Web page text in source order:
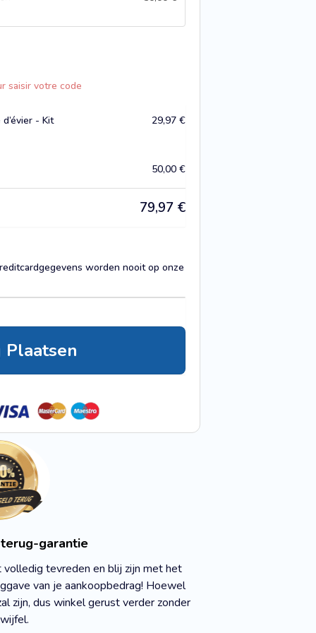
saisir votre code
- Kit
29,97 €
50,00 €
79,97 €
worden nooit op onze
garantie
tevreden en blij zijn met het
van je aankoopbedrag! Hoewel
zijn, dus winkel gerust verder zonder